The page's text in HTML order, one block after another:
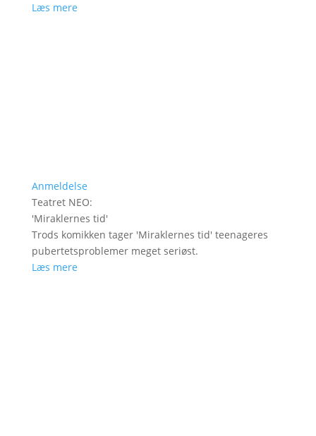
Læs mere
Anmeldelse
Teatret NEO:
'Miraklernes tid'
Trods komikken tager 'Miraklernes tid' teenageres
pubertetsproblemer meget seriøst.
Læs mere